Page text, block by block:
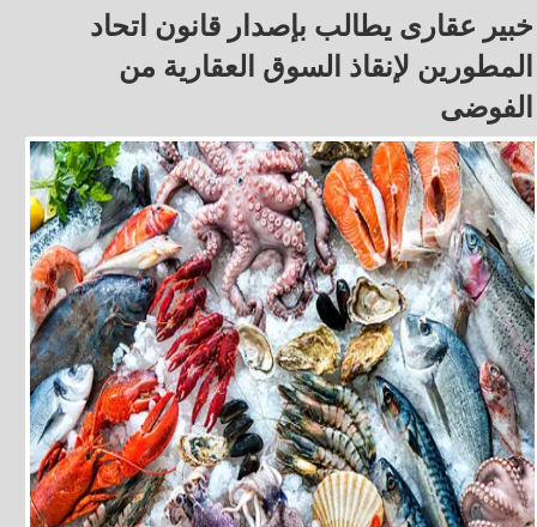
خبير عقارى يطالب بإصدار قانون اتحاد
المطورين لإنقاذ السوق العقارية من
الفوضى